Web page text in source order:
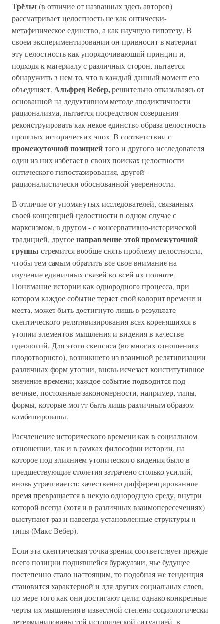
Трёльч(в отличие от названных здесь авторов)
рассматривает целостность не как онтически-
метафизическое единство, а как научную гипотезу. В
своем экспериментировании он привносит в материал
эту целостность как упорядочивающий принцип и,
подходя к материалу с различных сторон, пытается
обнаружить в нем то, что в каждый данный момент его
объединяет. Альфред Вебер,решительно отказываясь от
основанной на дедуктивном методе аподиктичности
рационализма, пытается посредством созерцания
реконструировать как некое единство образа целостность
прошлых исторических эпох. В соответствии с
промежуточной позициейтого и другого исследователя
один из них избегает в своих поисках целостности
онтического гипостазирования, другой -
рационалистически обоснованной уверенности.
В отличие от упомянутых исследователей, связанных
своей концепцией целостности в одном случае с
марксизмом, в другом - с консервативно-исторической
традицией, другоенаправление этой промежуточной
группы стремится вообще снять проблему целостности,
чтобы тем самым обратить все свое внимание на
изучение единичных связей во всей их полноте.
Понимание истории как однородного процесса, при
котором каждое событие теряет свой колорит времени и
места, может быть достигнуто лишь в результате
скептического релятивизирования всех коренящихся в
утопии элементов мышления и видения в качестве
идеологий. Для этого скепсиса (во многих отношениях
плодотворного), возникшего из взаимной релятивизации
различных форм утопии, вновь исчезает конститутивное
значение времени; каждое событие подводится под
вечные, постоянные закономерности, например, типы,
формы, которые могут быть лишь различным образом
комбинированы.
Расчленение исторического времени как в социальном
отношении, так и в рамках философии истории, на
которое под влиянием утопического видения было в
предшествующие столетия затрачено столько усилий,
вновь утрачивается: качественно дифференцированное
время превращается в некую однородную среду, внутри
которой всегда (хотя и в различных взаимопересечениях)
выступают раз и навсегда установленные структуры и
типы (Макс Вебер).
Если эта скептическая точка зрения соответствует прежде
всего позиции поднявшейся буржуазии, чье будущее
постепенно стало настоящим, то подобная же тенденция
становится характерной и для других социальных слоев,
по мере того как они достигают цели; однако конкретные
черты их мышления в известной степени социологически
детерминированы той исторической ситуацией, в